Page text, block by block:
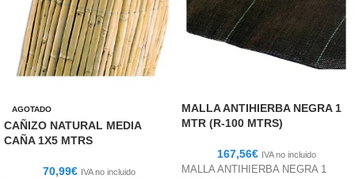
AGOTADO
CAÑIZO NATURAL MEDIA
CAÑA 1X5 MTRS
70,99€ IVA no incluido
MALLA ANTIHIERBA NEGRA 1
MTR (R-100 MTRS)
167,56€ IVA no incluido
MALLA ANTIHIERBA NEGRA 1